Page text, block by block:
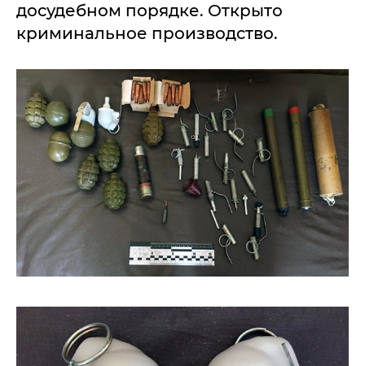
досудебном порядке. Открыто
криминальное производство.